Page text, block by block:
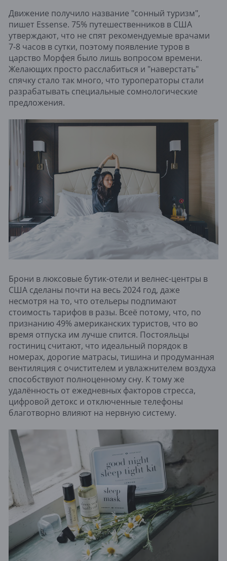
Движение получило название "сонный туризм",
пишет Essense. 75% путешественников в США
утверждают, что не спят рекомендуемые врачами
7-8 часов в сутки, поэтому появление туров в
царство Морфея было лишь вопросом времени.
Желающих просто расслабиться и "наверстать"
спячку стало так много, что туроператоры стали
разрабатывать специальные сомнологические
предложения.
Брони в люксовые бутик-отели и велнес-центры в
США сделаны почти на весь 2024 год, даже
несмотря на то, что отельеры подпимают
стоимость тарифов в разы. Всеё потому, что, по
признанию 49% американских туристов, что во
время отпуска им лучше спится. Постояльцы
гостиниц считают, что идеальный порядок в
номерах, дорогие матрасы, тишина и продуманная
вентиляция с очистителем и увлажнителем воздуха
способствуют полноценному сну. К тому же
удалённость от ежедневных факторов стресса,
цифровой детокс и отключенные телефоны
благотворно влияют на нервную систему.